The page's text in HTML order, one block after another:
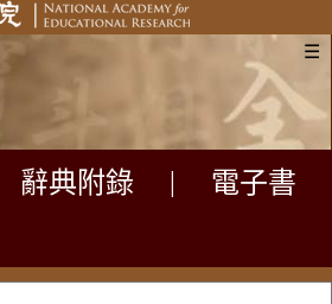
☰
辭典附錄
電子書